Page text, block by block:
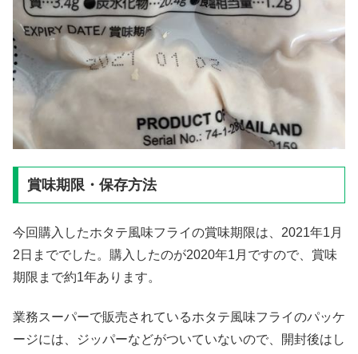
賞味期限・保存方法
今回購入したホタテ風味フライの賞味期限は、2021年1月
2日まででした。購入したのが2020年1月ですので、賞味
期限まで約1年あります。
業務スーパーで販売されているホタテ風味フライのパッケ
ージには、ジッパーなどがついていないので、開封後はし